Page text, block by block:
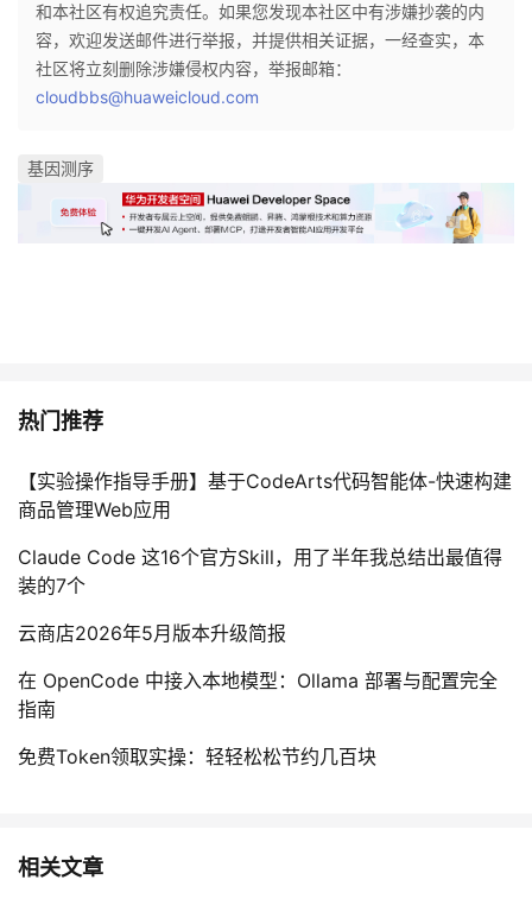
和本社区有权追究责任。如果您发现本社区中有涉嫌抄袭的内
容，欢迎发送邮件进行举报，并提供相关证据，一经查实，本
社区将立刻删除涉嫌侵权内容，举报邮箱：
cloudbbs@huaweicloud.com
基因测序
热门推荐
【实验操作指导手册】基于CodeArts代码智能体-快速构建
商品管理Web应用
Claude Code 这16个官方Skill，用了半年我总结出最值得
装的7个
云商店2026年5月版本升级简报
在 OpenCode 中接入本地模型：Ollama 部署与配置完全
指南
免费Token领取实操：轻轻松松节约几百块
相关文章